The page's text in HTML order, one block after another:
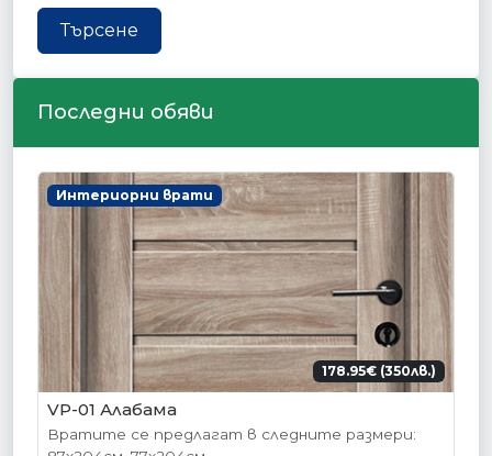
Търсене
Последни обяви
Интериорни врати
178.95€ (350лв.)
VP-01 Алабама
Вратите се предлагат в следните размери: